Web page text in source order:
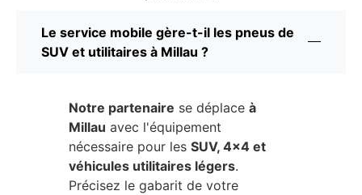
Le service mobile gère-t-il les pneus de
SUV et utilitaires à Millau ?
Notre partenaire se déplace à
Millau avec l'équipement
nécessaire pour les SUV, 4x4 et
véhicules utilitaires légers.
Précisez le gabarit de votre